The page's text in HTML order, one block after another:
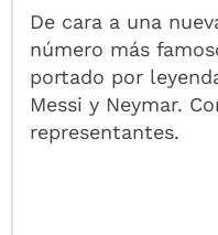
De cara a una
número más
portado por
Messi y Neymar.
representantes.